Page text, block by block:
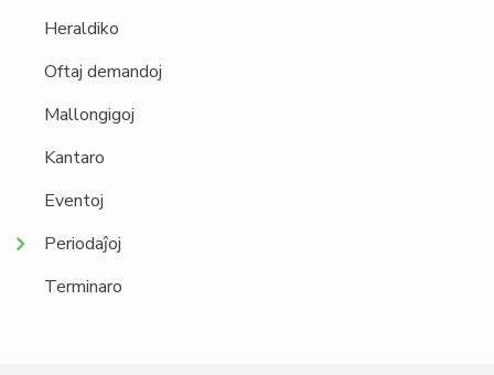
Heraldiko
Oftaj demandoj
Mallongigoj
Kantaro
Eventoj
Periodaĵoj
Terminaro